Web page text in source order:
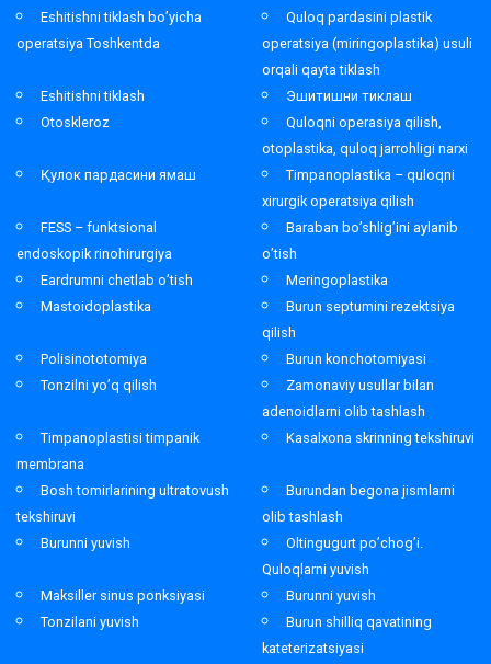
Eshitishni tiklash bo’yicha
operatsiya Toshkentda
Quloq pardasini plastik
operatsiya (miringoplastika) usuli
orqali qayta tiklash
Eshitishni tiklash
Эшитишни тиклаш
Otoskleroz
Quloqni operasiya qilish,
otoplastika, quloq jarrohligi narxi
Қулок пардасини ямаш
Timpanoplastika – quloqni
xirurgik operatsiya qilish
FESS – funktsional
endoskopik rinohirurgiya
Baraban bo’shlig’ini aylanib
o’tish
Eardrumni chetlab o’tish
Meringoplastika
Mastoidoplastika
Burun septumini rezektsiya
qilish
Polisinototomiya
Burun konchotomiyasi
Tonzilni yo’q qilish
Zamonaviy usullar bilan
adenoidlarni olib tashlash
Timpanoplastisi timpanik
membrana
Kasalxona skrinning tekshiruvi
Bosh tomirlarining ultratovush
tekshiruvi
Burundan begona jismlarni
olib tashlash
Burunni yuvish
Oltingugurt po’chog’i.
Quloqlarni yuvish
Maksiller sinus ponksiyasi
Burunni yuvish
Tonzilani yuvish
Burun shilliq qavatining
kateterizatsiyasi